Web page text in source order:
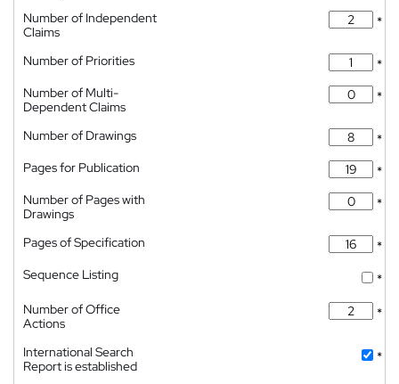
Number of Independent
Claims
*
Number of Priorities
*
Number of Multi-
Dependent Claims
*
Number of Drawings
*
Pages for Publication
*
Number of Pages with
Drawings
*
Pages of Specification
*
Sequence Listing
*
Number of Office
Actions
*
International Search
Report is established
*